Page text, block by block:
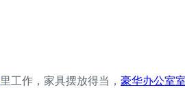
里工作，家具摆放得当， 豪华办公室